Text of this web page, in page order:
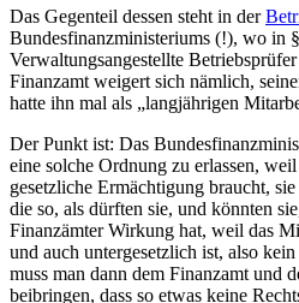
Das Gegenteil dessen steht in der
Bundesfinanzministeriums (!), wo in
Verwaltungsangestellte
Finanzamt weigert sich nämlich,
hatte ihn mal als „langjährigen
Der Punkt ist: Das
eine solche Ordnung zu erlassen,
gesetzliche Ermächtigung braucht,
die so, als dürften sie, und könnten
Finanzämter Wirkung hat, weil das
und auch untergesetzlich ist, also
muss man dann dem Finanzamt und
beibringen, dass so etwas keine